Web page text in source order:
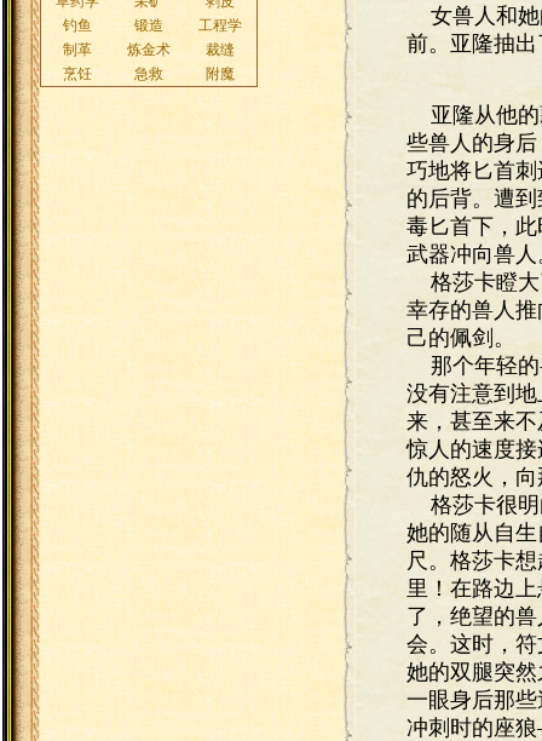
女兽人和她
前。亚隆抽
亚隆从他的
些兽人的身
巧地将匕首
的后背。遭
毒匕首下，
武器冲向兽
格莎卡瞪大
幸存的兽人
己的佩剑。
那个年轻的
没有注意到
来，甚至来
惊人的速度
仇的怒火，
格莎卡很明
她的随从自
尺。格莎卡
里！在路边
了，绝望的
会。这时，
她的双腿突
一眼身后那
冲刺时的座